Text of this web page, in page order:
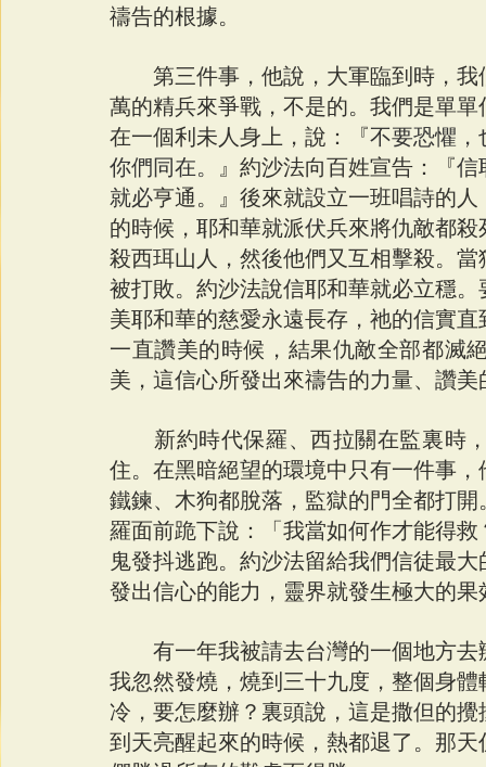
禱告的根據。
第三件事，他說，大軍臨到時，我
萬的精兵來爭戰，不是的。我們是單
在一個利未人身上，說：『不要恐懼，
你們同在。 』約沙法向百姓宣告：『信
就必亨通。』後來就設立一班唱詩的
的時候，耶和華就派伏兵來將仇敵都
殺西珥山人，然後他們又互相擊殺。
被打敗。約沙法說信耶和華就必立穩
美耶和華的慈愛永遠長存，祂的信實
一直讚美的時候，結果仇敵全部都滅
美，這信心所發出來禱告的力量、讚
新約時代保羅、西拉關在監裏時，
住。在黑暗絕望的環境中只有一件事
鐵鍊、木狗都脫落，監獄的門全都打
羅面前跪下說：「我當如何作才能得
鬼發抖逃跑。約沙法留給我們信徒最
發出信心的能力，靈界就發生極大的果
有一年我被請去台灣的一個地方去
我忽然發燒，燒到三十九度，整個身
冷，要怎麼辦？裏頭說，這是撒但的
到天亮醒起來的時候，熱都退了。那